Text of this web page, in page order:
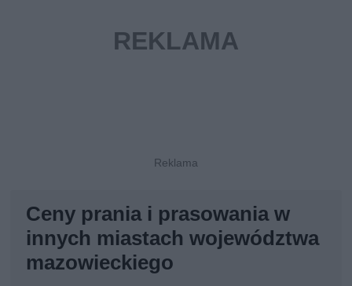
Ceny prania i prasowania w
innych miastach województwa
mazowieckiego